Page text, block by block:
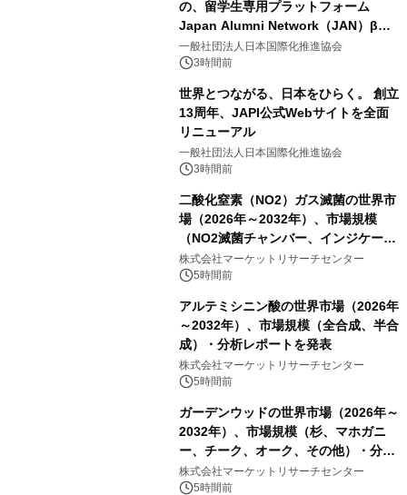
の、留学生専用プラットフォーム
Japan Alumni Network（JAN）β版
をリリース
一般社団法人日本国際化推進協会
3時間前
世界とつながる、日本をひらく。 創立
13周年、JAPI公式Webサイトを全面
リニューアル
一般社団法人日本国際化推進協会
3時間前
二酸化窒素（NO2）ガス滅菌の世界市
場（2026年～2032年）、市場規模
（NO2滅菌チャンバー、インジケータ
ーおよびモニタリングシステム、その
他）・分析レポートを発表
株式会社マーケットリサーチセンター
5時間前
アルテミシニン酸の世界市場（2026年
～2032年）、市場規模（全合成、半合
成）・分析レポートを発表
株式会社マーケットリサーチセンター
5時間前
ガーデンウッドの世界市場（2026年～
2032年）、市場規模（杉、マホガニ
ー、チーク、オーク、その他）・分析
レポートを発表
株式会社マーケットリサーチセンター
5時間前